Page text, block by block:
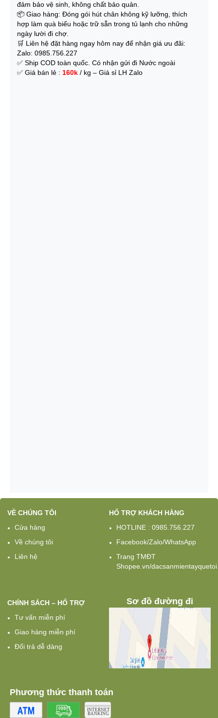
đảm bảo vệ sinh, không chất bảo quản.
📦 Giao hàng: Đóng gói hút chân không kỹ lưỡng, thích
hợp làm quà biếu hoặc trữ sẵn trong tủ lạnh cho những
ngày lười đi chợ.
🛒 Liên hệ đặt hàng ngay hôm nay để nhận giá ưu đãi:
Zalo: 0985.756.227
✅ Ship COD toàn quốc. Có nhận gửi đi Nước ngoài
✅ Giá bán lẻ : 160k / kg – Giá sỉ LH Zalo
VỀ CHÚNG TÔI
Cửa hàng
Về chúng tôi
Liên hệ
HỔ TRỢ KHÁCH HÀNG
HOTLINE : 0985.756.227
Facebook/Zalo/WhatsApp
Trang TMĐT
Shopee.vn/dacsanmientayquetoi
CHÍNH SÁCH – HỔ TRỢ
Tư vấn miễn phí
Giao hàng miễn phí
Đổi trả dễ dàng
Sơ đồ đường đi
Phương thức thanh toán